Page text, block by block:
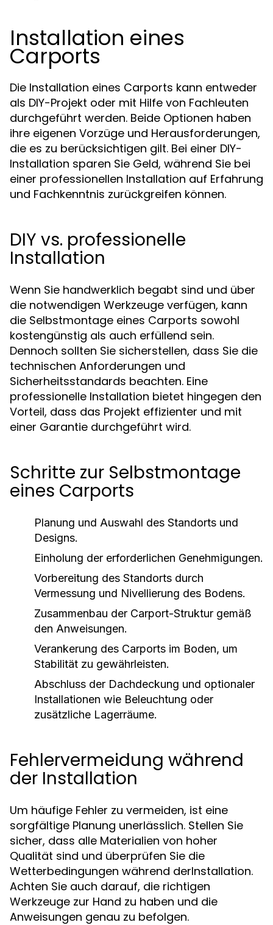
Installation eines
Carports
Die Installation eines Carports kann entweder
als DIY-Projekt oder mit Hilfe von Fachleuten
durchgeführt werden. Beide Optionen haben
ihre eigenen Vorzüge und Herausforderungen,
die es zu berücksichtigen gilt. Bei einer DIY-
Installation sparen Sie Geld, während Sie bei
einer professionellen Installation auf Erfahrung
und Fachkenntnis zurückgreifen können.
DIY vs. professionelle
Installation
Wenn Sie handwerklich begabt sind und über
die notwendigen Werkzeuge verfügen, kann
die Selbstmontage eines Carports sowohl
kostengünstig als auch erfüllend sein.
Dennoch sollten Sie sicherstellen, dass Sie die
technischen Anforderungen und
Sicherheitsstandards beachten. Eine
professionelle Installation bietet hingegen den
Vorteil, dass das Projekt effizienter und mit
einer Garantie durchgeführt wird.
Schritte zur Selbstmontage
eines Carports
Planung und Auswahl des Standorts und
Designs.
Einholung der erforderlichen Genehmigungen.
Vorbereitung des Standorts durch
Vermessung und Nivellierung des Bodens.
Zusammenbau der Carport-Struktur gemäß
den Anweisungen.
Verankerung des Carports im Boden, um
Stabilität zu gewährleisten.
Abschluss der Dachdeckung und optionaler
Installationen wie Beleuchtung oder
zusätzliche Lagerräume.
Fehlervermeidung während
der Installation
Um häufige Fehler zu vermeiden, ist eine
sorgfältige Planung unerlässlich. Stellen Sie
sicher, dass alle Materialien von hoher
Qualität sind und überprüfen Sie die
Wetterbedingungen während derInstallation.
Achten Sie auch darauf, die richtigen
Werkzeuge zur Hand zu haben und die
Anweisungen genau zu befolgen.